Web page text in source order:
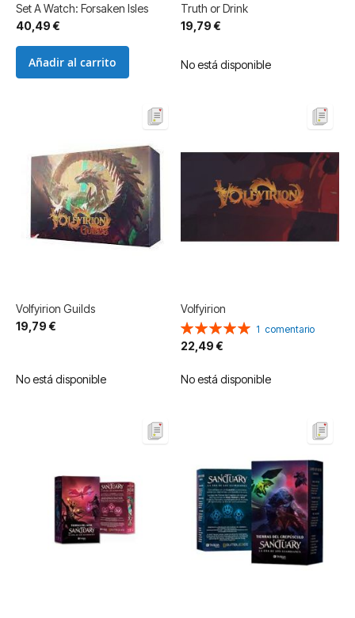
Set A Watch: Forsaken Isles
40,49 €
Añadir al carrito
Truth or Drink
19,79 €
No está disponible
Volfyirion Guilds
19,79 €
No está disponible
Volfyirion
Valoración:
100%
1 comentario
22,49 €
No está disponible